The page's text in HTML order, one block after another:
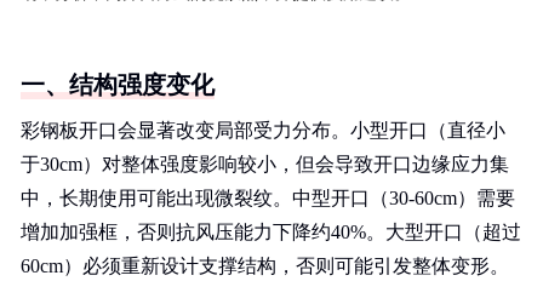
一、结构强度变化
彩钢板开口会显著改变局部受力分布。小型开口（直径小
于30cm）对整体强度影响较小，但会导致开口边缘应力集
中，长期使用可能出现微裂纹。中型开口（30-60cm）需要
增加加强框，否则抗风压能力下降约40%。大型开口（超过
60cm）必须重新设计支撑结构，否则可能引发整体变形。